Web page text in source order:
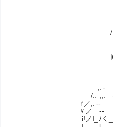
／￣
/
|ノ ヽ､_
（●）（
|(_人__
| ⌒
ヽ ./
>__､____,
,. -ｰー「二二二
/::_,,. -‐､
r'／,. -‐ ＼
. !/ ノ -‐
i!ノI_ﾉく__ヽ ｀